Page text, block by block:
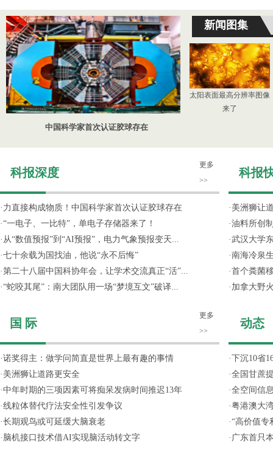
中国科学家首次认证胶球存在
新闻图集
太阳表面最高分辨率图像
来了
科报深度
更多
>>
· 力直接构成物质！中国科学家首次认证胶球存在
·“一电子、一比特”，单电子存储器来了！
· 从“数值预报”到“AI预报”，电力气象预报变天...
·七十余载为国找油，他说“永不后悔”
·第二十八届中国科协年会，让学术交流真正“活”...
·“蛇咬其尾”：南大团队用一场“梦境互文”破译...
国 际
更多
>>
·诺奖得主：做学问简直是世界上最有趣的事情
· 美洲狮让道路更安全
·中年时期的三项因素可将痴呆发病时间推迟13年
·线粒体替代疗法安全性引发争议
·长期观鸟或可延缓大脑衰老
· 脑机接口技术借AI实现脑活动转文字
科报
· 美洲狮让
·油料所创
·武汉大学
·南海冷泉
·首个粪菌
· 加拿大野
动态
·下沉10省
·全国甘蔗
·全空间信
·粤港澳大
·“高价值专
· 广东首只